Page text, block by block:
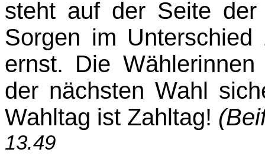
steht auf der Seite
Sorgen im
ernst. Die
der nächsten Wahl
Wahltag ist Zahltag!
13.49